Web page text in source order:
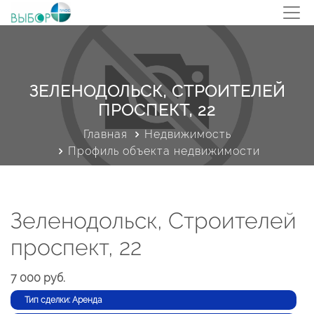
ЗЕЛЕНОДОЛЬСК, СТРОИТЕЛЕЙ
ПРОСПЕКТ, 22
Главная
Недвижимость
Профиль объекта недвижимости
Зеленодольск, Строителей
проспект, 22
7 000 руб.
Тип сделки: Аренда